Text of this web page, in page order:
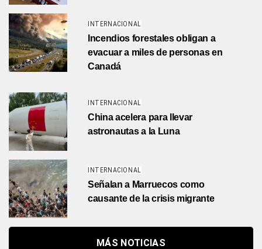
INTERNACIONAL
Incendios forestales obligan a
evacuar a miles de personas en
Canadá
INTERNACIONAL
China acelera para llevar
astronautas a la Luna
INTERNACIONAL
Señalan a Marruecos como
causante de la crisis migrante
MÁS NOTICIAS